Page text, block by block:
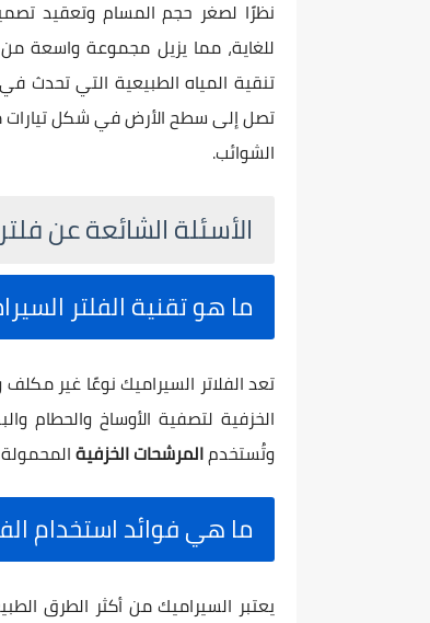
نظرًا لصغر حجم المسام وتعقيد
للغاية، مما يزيل مجموعة واسعة من
تنقية المياه الطبيعية التي تحدث
تصل إلى سطح الأرض في شكل تيارات
الشوائب.
الأسئلة الشائعة عن
ما هو تقنية الفلتر
تعد الفلاتر السيراميك نوعًا غير
الخزفية لتصفية الأوساخ والحطام
وتُستخدمالمرشحات الخزفية
ما هي فوائد استخدام
يعتبر السيراميك من أكثر الطرق